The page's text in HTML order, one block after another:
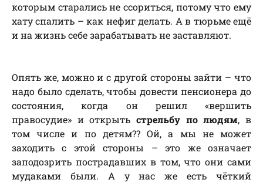
которым старались не ссориться, потому что ему
хату спалить – как нефиг делать. А в тюрьме ещё
и на жизнь себе зарабатывать не заставляют.
Опять же, можно и с другой стороны зайти – что
надо было сделать, чтобы довести пенсионера до
состояния, когда он решил «вершить
правосудие» и открыть стрельбу по людям, в
том числе и по детям?? Ой, а мы не может
заходить с этой стороны – это же означает
заподозрить пострадавших в том, что они сами
мудаками были. А у нас же есть чёткий